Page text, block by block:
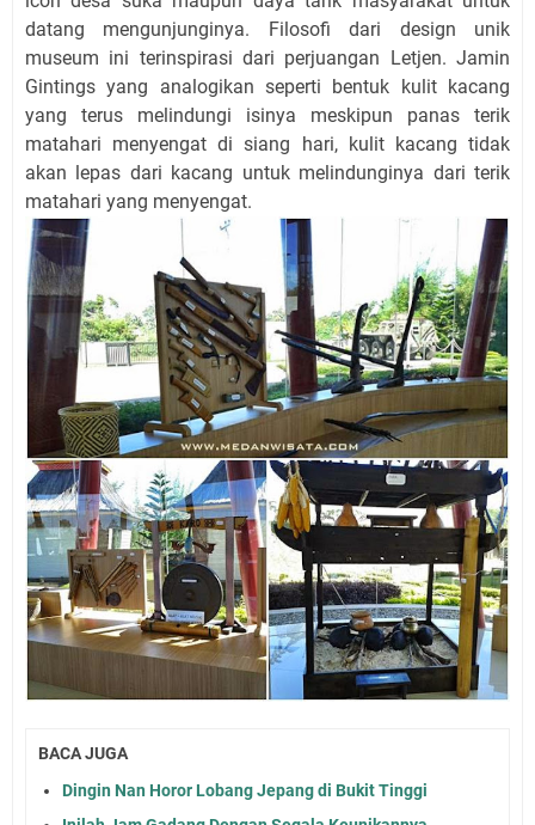
datang mengunjunginya. Filosofi dari design unik
museum ini terinspirasi dari perjuangan Letjen. Jamin
Gintings yang analogikan seperti bentuk kulit kacang
yang terus melindungi isinya meskipun panas terik
matahari menyengat di siang hari, kulit kacang tidak
akan lepas dari kacang untuk melindunginya dari terik
matahari yang menyengat.
BACA JUGA
Dingin Nan Horor Lobang Jepang di Bukit Tinggi